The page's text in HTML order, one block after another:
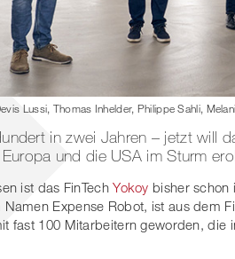
Lussi, Thomas Inhelder, Philippe Sahli,
in zwei Jahren – jetzt will
und die USA im Sturm
ist das FinTechYokoy bisher schon
Expense Robot, ist aus dem
fast 100 Mitarbeitern geworden, die